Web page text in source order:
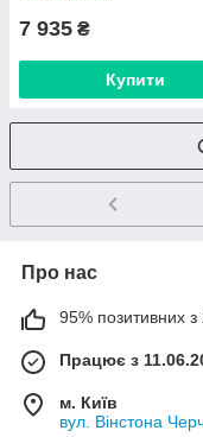
7 935 ₴
Купити
Про нас
95% позитивних з
Працює з
м. Київ
вул. Вінстона